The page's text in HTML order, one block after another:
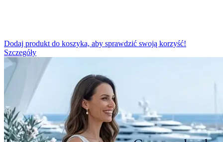
Dodaj produkt do koszyka, aby sprawdzić swoją korzyść!
Szczegóły